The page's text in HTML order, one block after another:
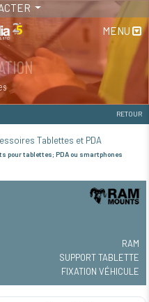
MENU
RETOUR
Tablettes et PDA
pour tablettes; PDA ou smartphones
RAM
SUPPORT TABLETTE
FIXATION VÉHICULE